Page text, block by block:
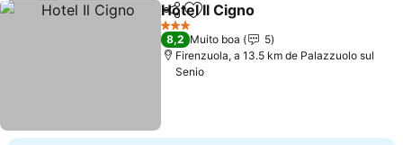
PartilharAdicionar aos favoritos
Hotel Il Cigno
3 Estrelas
8,2 Muito boa
5
Firenzuola, a 13.5 km de Palazzuolo sul
Senio